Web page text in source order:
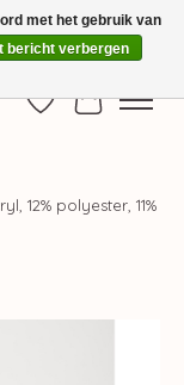
Verlanglijst
12% polyester, 11%
met het gebruik van
bericht verbergen